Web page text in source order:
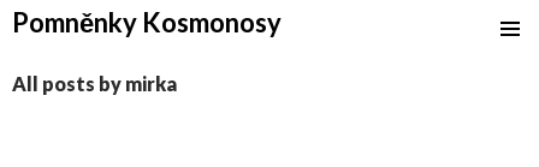
Pomněnky Kosmonosy
TO
CONTENT
All posts by mirka